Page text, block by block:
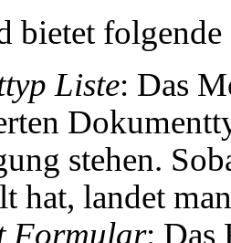
bietet
Liste: Das
stehen.
hat, landet
Formular: Das